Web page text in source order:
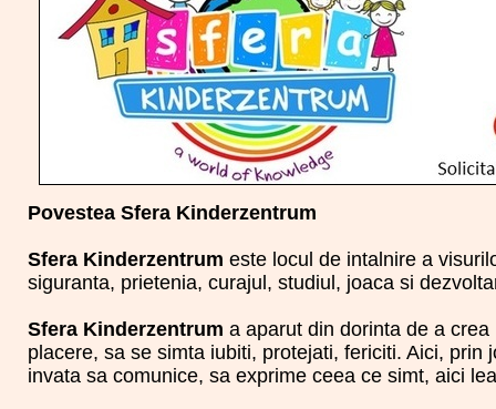
Povestea Sfera Kinderzentrum
Sfera Kinderzentrum este locul de intalnire a
siguranta, prietenia, curajul, studiul, joaca si
Sfera Kinderzentrum a aparut din dorinta de a
placere, sa se simta iubiti, protejati, fericiti. Aici,
invata sa comunice, sa exprime ceea ce simt, aici